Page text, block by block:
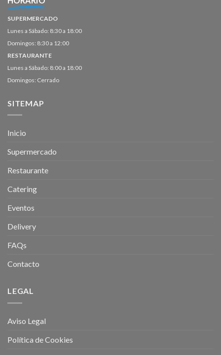
SUPERMERCADO
Lunes a Sábado: 8:30 a 18:00
Domingos: 8:30 a 12:00
RESTAURANTE
Lunes a Sábado: 8:00 a 18:00
Domingos: Cerrado
SITEMAP
Inicio
Supermercado
Restaurante
Catering
Eventos
Delivery
FAQs
Contacto
LEGAL
Aviso Legal
Política de Cookies